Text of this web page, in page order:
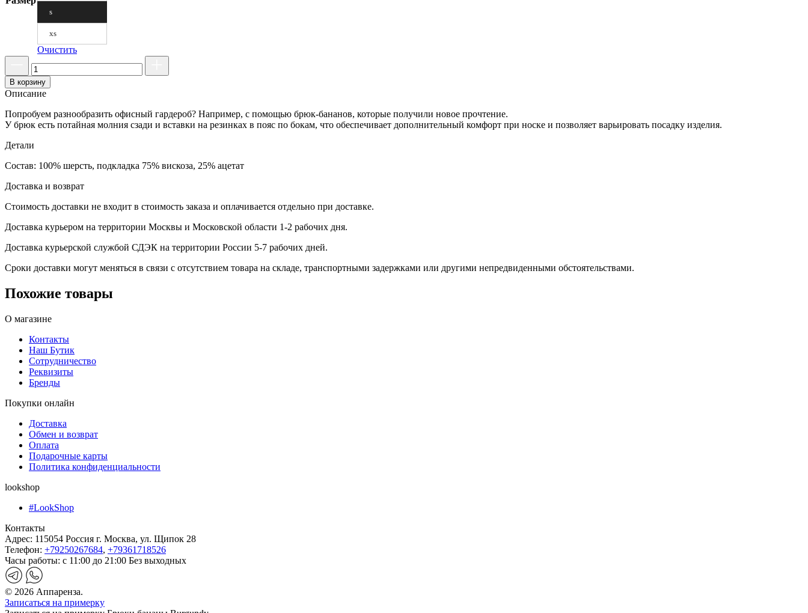
s
xs
Очистить
В корзину
Описание
Попробуем разнообразить офисный гардероб? Например, с помощью брюк-бананов, которые получили новое прочтение.
У брюк есть потайная молния сзади и вставки на резинках в пояс по бокам, что обеспечивает дополнительный комфорт при носке и позволяет варьировать посадку изделия.
Детали
Состав: 100% шерсть, подкладка 75% вискоза, 25% ацетат
Доставка и возврат
Стоимость доставки не входит в стоимость заказа и оплачивается отдельно при доставке.
Доставка курьером на территории Москвы и Московской области 1-2 рабочих дня.
Доставка курьерской службой СДЭК на территории России 5-7 рабочих дней.
Сроки доставки могут меняться в связи с отсутствием товара на складе, транспортными задержками или другими непредвиденными обстоятельствами.
Похожие товары
О магазине
Контакты
Наш Бутик
Сотрудничество
Реквизиты
Бренды
Покупки онлайн
Доставка
Обмен и возврат
Оплата
Подарочные карты
Политика конфиденциальности
lookshop
#LookShop
Контакты
Адрес: 115054 Россия г. Москва, ул. Щипок 28
Телефон: +79250267684, +79361718526
Часы работы: с 11:00 до 21:00 Без выходных
© 2026 Аппаренза.
Записаться на примерку